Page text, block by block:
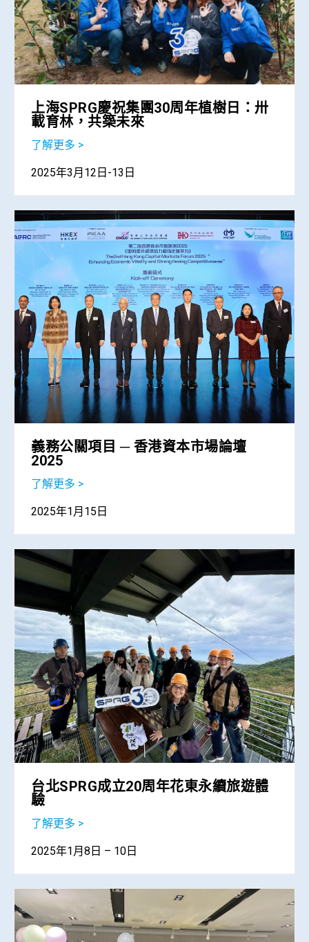
上海SPRG慶祝集團30周年植樹日：卅
載育林，共築未來
了解更多 >
2025年3月12日-13日
義務公關項目 ─ 香港資本市場論壇
2025
了解更多 >
2025年1月15日
台北SPRG成立20周年花東永續旅遊體
驗
了解更多 >
2025年1月8日 – 10日